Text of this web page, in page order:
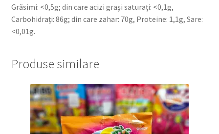
Grăsimi: <0,5g; din care acizi grași saturați: <0,1g,
Carbohidrați: 86g; din care zahar: 70g, Proteine: 1,1g, Sare:
<0,01g.
Produse similare